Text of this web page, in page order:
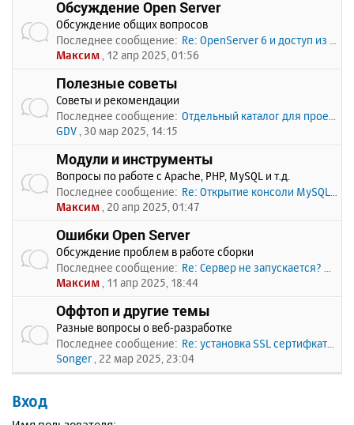
Обсуждение Open Server
Обсуждение общих вопросов
Последнее сообщение: Re: OpenServer 6 и доступ из …
Максим , 12 апр 2025, 01:56
Полезные советы
Советы и рекомендации
Последнее сообщение: Отдельный каталог для проекто…
GDV , 30 мар 2025, 14:15
Модули и инструменты
Вопросы по работе с Apache, PHP, MySQL и т.д.
Последнее сообщение: Re: Открытие консоли MySQL по…
Максим , 20 апр 2025, 01:47
Ошибки Open Server
Обсуждение проблем в работе сборки
Последнее сообщение: Re: Сервер не запускается? Пи…
Максим , 11 апр 2025, 18:44
Оффтоп и другие темы
Разные вопросы о веб-разработке
Последнее сообщение: Re: установка SSL сертифката
Songer , 22 мар 2025, 23:04
Вход